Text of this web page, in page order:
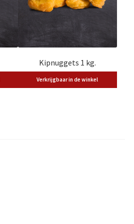
Kipnuggets 1 kg.
Verkrijgbaar in de winkel